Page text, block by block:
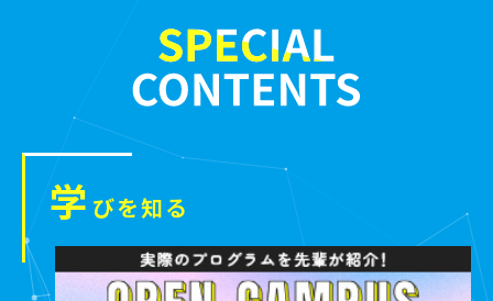
学 びを知る